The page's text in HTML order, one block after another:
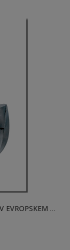
SKULPTURE 1990-2021 / PODOBA ŽENSKE V EVROPSKEM PROSTORU